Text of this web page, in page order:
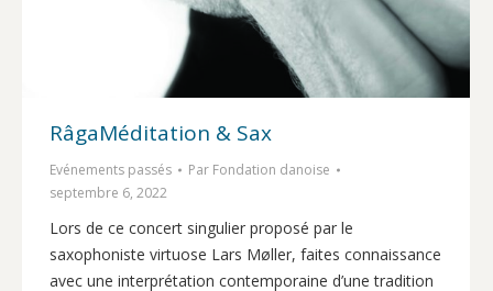
RâgaMéditation & Sax
Evénements passés Par Fondation danoise
septembre 6, 2022
Lors de ce concert singulier proposé par le
saxophoniste virtuose Lars Møller, faites connaissance
avec une interprétation contemporaine d’une tradition